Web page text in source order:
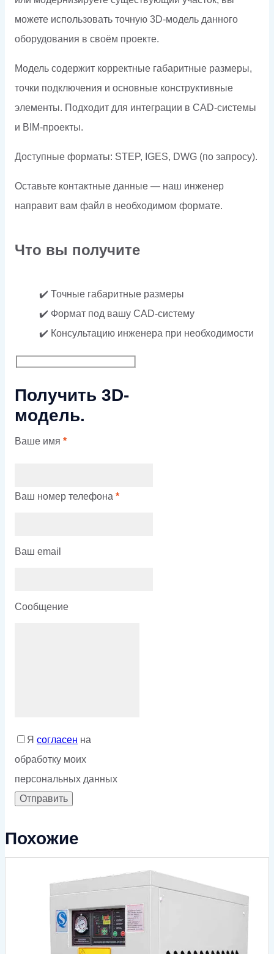
можете использовать точную 3D-модель данного
оборудования в своём проекте.
Модель содержит корректные габаритные размеры,
точки подключения и основные конструктивные
элементы. Подходит для интеграции в CAD-системы
и BIM-проекты.
Доступные форматы: STEP, IGES, DWG (по запросу).
Оставьте контактные данные — наш инженер
направит вам файл в необходимом формате.
Что вы получите
✔️ Точные габаритные размеры
✔️ Формат под вашу CAD-систему
✔️ Консультацию инженера при необходимости
Получить 3D-
модель.
Ваше имя *
Ваш номер телефона *
Ваш email
Сообщение
Я согласен на
обработку моих
персональных данных
Похожие